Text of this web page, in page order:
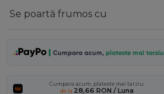
Se poartă frumos cu
Cumpara acum, plateste mai tarziu
Cumpara acum, plateste mai tarziu
de la 28,66 RON / Luna